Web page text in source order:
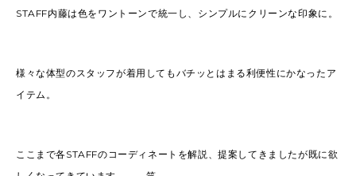
STAFF内藤は色をワントーンで統一し、シンプルにクリーンな印象に。
様々な体型のスタッフが着用してもバチッとはまる利便性にかなったア
イテム。
ここまで各STAFFのコーディネートを解説、提案してきましたが既に欲